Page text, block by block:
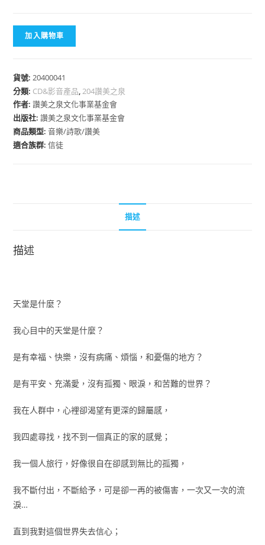
加入購物車
貨號:20400041
分類: CD&影音產品,204讚美之泉
作者:讚美之泉文化事業基金會
出版社:讚美之泉文化事業基金會
商品類型:音樂/詩歌/讚美
適合族群:信徒
描述
描述
天堂是什麼？
我心目中的天堂是什麼？
是有幸福、快樂，沒有病痛、煩惱，和憂傷的地方？
是有平安、充滿愛，沒有孤獨、眼淚，和苦難的世界？
我在人群中，心裡卻渴望有更深的歸屬感，
我四處尋找，找不到一個真正的家的感覺；
我一個人旅行，好像很自在卻感到無比的孤獨，
我不斷付出，不斷給予，可是卻一再的被傷害，一次又一次的流
淚…
直到我對這個世界失去信心；